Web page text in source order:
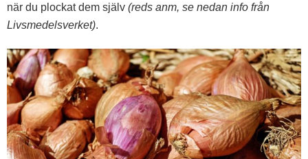
när du plockat dem själv (reds anm, se nedan info från
Livsmedelsverket).